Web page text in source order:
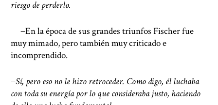
riesgo de perderlo.
−En la época de sus grandes triunfos Fischer fue
muy mimado, pero también muy criticado e
incomprendido.
−Sí, pero eso no le hizo retroceder. Como digo, él luchaba
con toda su energía por lo que consideraba justo, haciendo